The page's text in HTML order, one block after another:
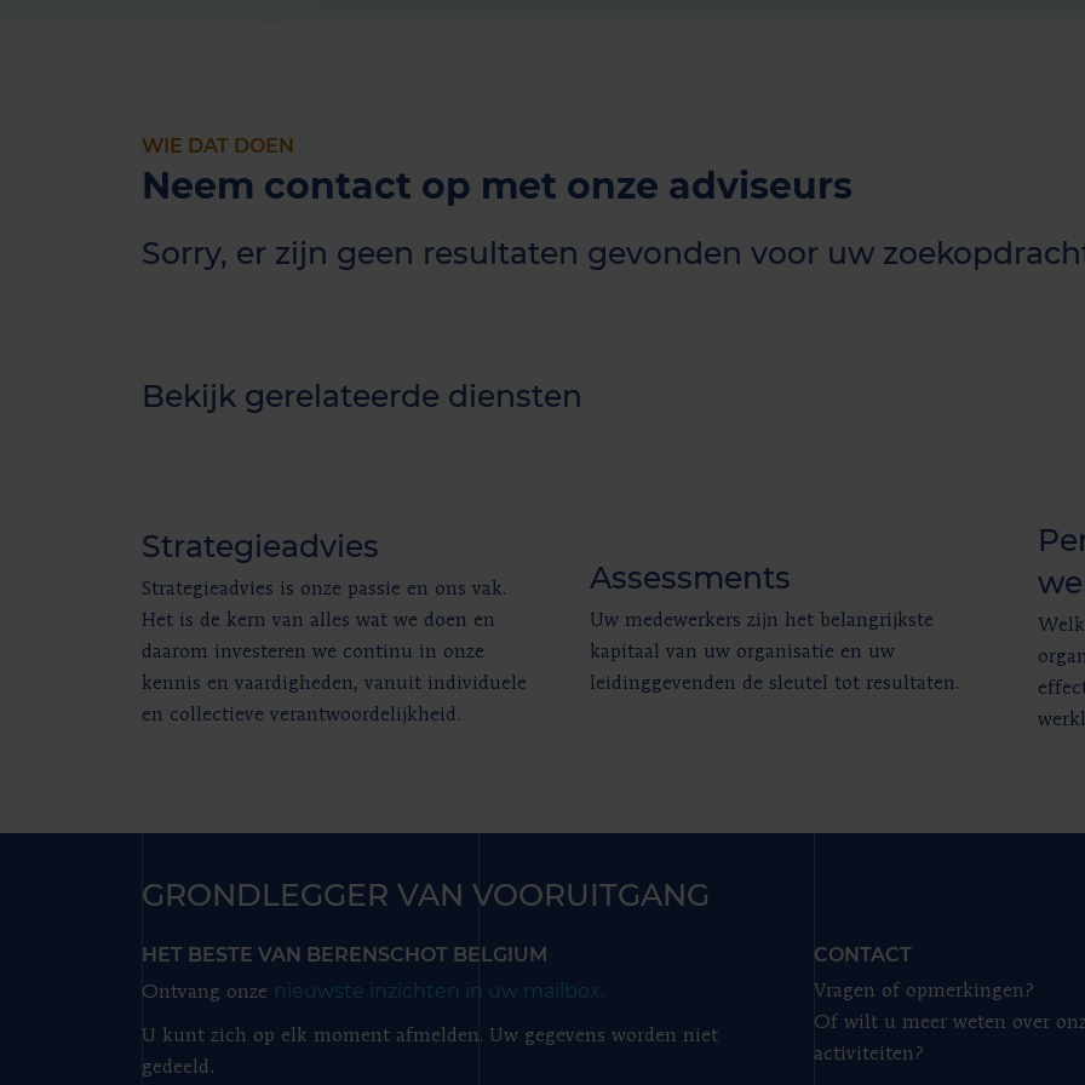
WIE DAT DOEN
Neem contact op met onze adviseurs
Sorry, er zijn geen resultaten gevonden voor uw
Bekijk gerelateerde diensten
Strategieadvies
Strategieadvies is onze passie en ons vak.
Het is de kern van alles wat we doen en
daarom investeren we continu in onze
kennis en vaardigheden, vanuit individuele
en collectieve verantwoordelijkheid.
Assessments
Uw medewerkers zijn het belangrijkste
kapitaal van uw organisatie en uw
leidinggevenden de sleutel tot resultaten.
GRONDLEGGER VAN VOORUITGANG
HET BESTE VAN BERENSCHOT BELGIUM
Ontvang onze nieuwste inzichten in uw mailbox.
U kunt zich op elk moment afmelden. Uw gegevens worden niet
gedeeld.
CONTACT
Vragen of opmerkingen?
Of wilt u meer weten over
activiteiten?